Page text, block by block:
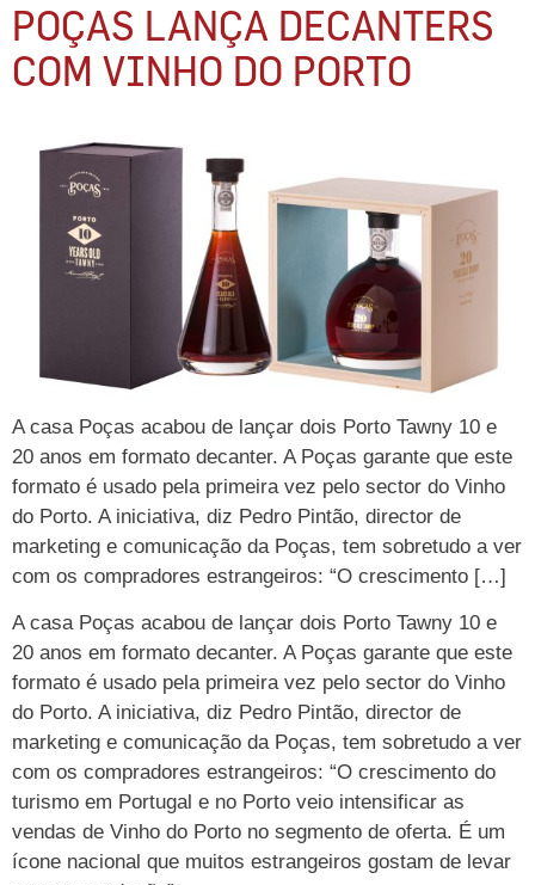
POÇAS LANÇA DECANTERS
COM VINHO DO PORTO
A casa Poças acabou de lançar dois Porto Tawny 10 e
20 anos em formato decanter. A Poças garante que este
formato é usado pela primeira vez pelo sector do Vinho
do Porto. A iniciativa, diz Pedro Pintão, director de
marketing e comunicação da Poças, tem sobretudo a ver
com os compradores estrangeiros: “O crescimento […]
A casa Poças acabou de lançar dois Porto Tawny 10 e
20 anos em formato decanter. A Poças garante que este
formato é usado pela primeira vez pelo sector do Vinho
do Porto. A iniciativa, diz Pedro Pintão, director de
marketing e comunicação da Poças, tem sobretudo a ver
com os compradores estrangeiros: “O crescimento do
turismo em Portugal e no Porto veio intensificar as
vendas de Vinho do Porto no segmento de oferta. É um
ícone nacional que muitos estrangeiros gostam de levar